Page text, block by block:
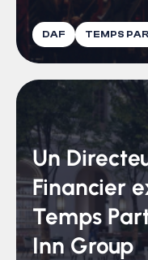
DAF TEMPS
Un
Financier
Temps
Inn Group